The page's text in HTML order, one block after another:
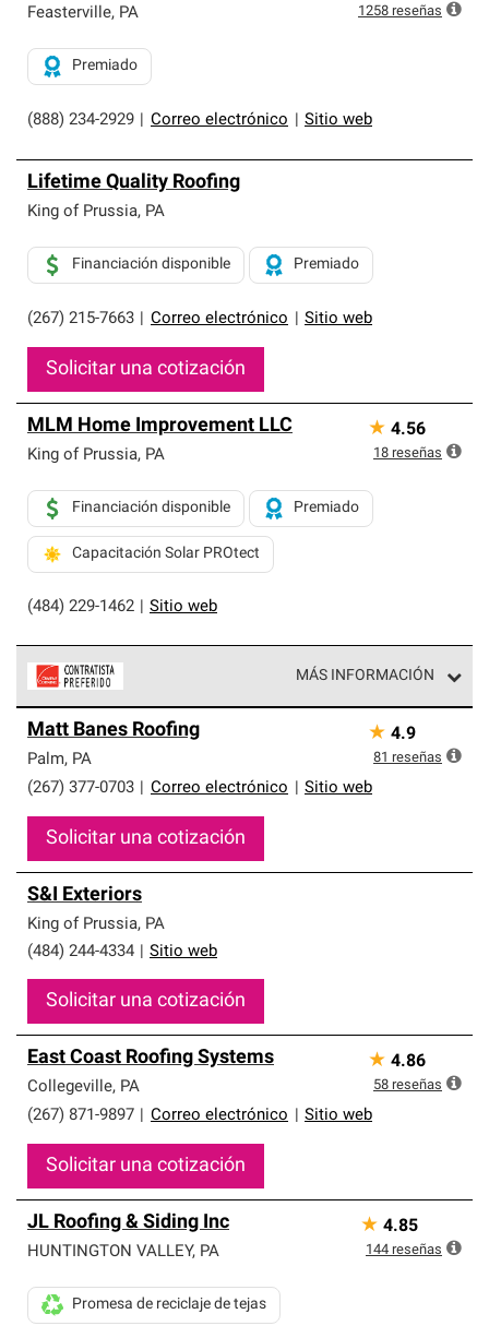
Feasterville, PA
(888) 234-2929 Correo electrónico Sitio web
Premiado
1258 reseñas
Lifetime Quality Roofing
King of Prussia, PA
(267) 215-7663 Correo electrónico Sitio web
Financiación disponible Premiado
Solicitar una cotización
MLM Home Improvement LLC
King of Prussia, PA
(484) 229-1462 Sitio web
Financiación disponible Premiado
Capacitación Solar PROtect
★ 4.56
18 reseñas
MÁS INFORMACIÓN
parte de una red exclusiva de profesionales de techos
que cumplen con altos estándares y requisitos estrictos
de profesionalismo y confiabilidad.
Matt Banes Roofing
Palm, PA
(267) 377-0703
Correo electrónico Sitio web
Solicitar una cotización
★ 4.9
81 reseñas
S&I Exteriors
King of Prussia, PA
(484) 244-4334
Sitio web
Solicitar una cotización
East Coast Roofing Systems
Collegeville, PA
(267) 871-9897
Correo electrónico Sitio web
Solicitar una cotización
★ 4.86
58 reseñas
JL Roofing & Siding Inc
HUNTINGTON VALLEY, PA
Promesa de reciclaje de tejas
★ 4.85
144 reseñas